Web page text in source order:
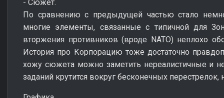
- Сюжет.
По сравнению с предыдущей частью стало
многие элементы, связанные с типичной для
вторжения противников (вроде NATO) неплохо
История про Корпорацию тоже достаточно
хожу сюжета можно заметить нереалистичные и
заданий крутится вокруг бесконечных